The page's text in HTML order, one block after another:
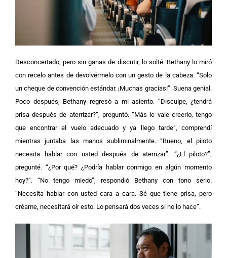
Desconcertado, pero sin ganas de discutir, lo solté. Bethany lo miró
con recelo antes de devolvérmelo con un gesto de la cabeza. “Solo
un cheque de convención estándar. ¡Muchas gracias!”. Suena genial.
Poco después, Bethany regresó a mi asiento. “Disculpe, ¿tendrá
prisa después de aterrizar?”, preguntó. “Más le vale creerlo, tengo
que encontrar el vuelo adecuado y ya llego tarde”, comprendí
mientras juntaba las manos subliminalmente. “Bueno, el piloto
necesita hablar con usted después de aterrizar”. “¿El piloto?”,
pregunté. “¿Por qué? ¿Podría hablar conmigo en algún momento
hoy?”. “No tengo miedo”, respondió Bethany con tono serio.
“Necesita hablar con usted cara a cara. Sé que tiene prisa, pero
créame, necesitará oír esto. Lo pensará dos veces si no lo hace”.